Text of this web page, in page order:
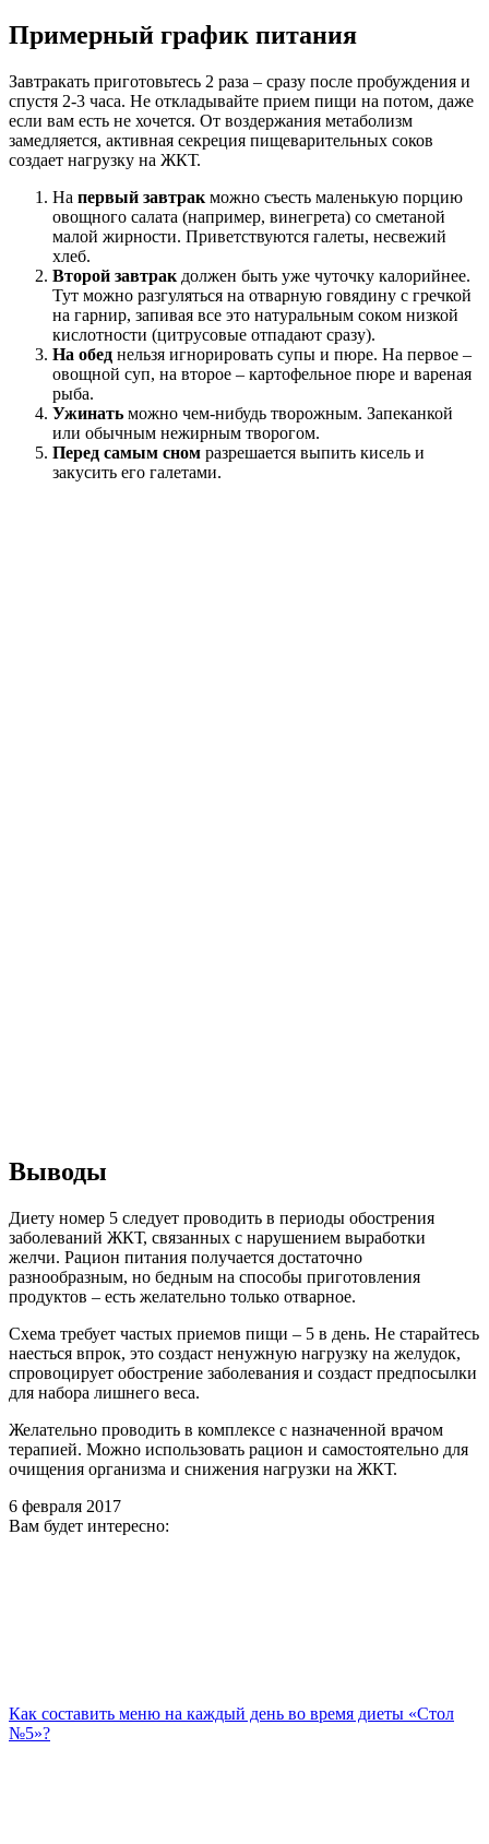
Примерный график питания
Завтракать приготовьтесь 2 раза – сразу после пробуждения и
спустя 2-3 часа. Не откладывайте прием пищи на потом, даже
если вам есть не хочется. От воздержания метаболизм
замедляется, активная секреция пищеварительных соков
создает нагрузку на ЖКТ.
На первый завтрак можно съесть маленькую порцию
овощного салата (например, винегрета) со сметаной
малой жирности. Приветствуются галеты, несвежий
хлеб.
Второй завтрак должен быть уже чуточку калорийнее.
Тут можно разгуляться на отварную говядину с гречкой
на гарнир, запивая все это натуральным соком низкой
кислотности (цитрусовые отпадают сразу).
На обед нельзя игнорировать супы и пюре. На первое –
овощной суп, на второе – картофельное пюре и вареная
рыба.
Ужинать можно чем-нибудь творожным. Запеканкой
или обычным нежирным творогом.
Перед самым сном разрешается выпить кисель и
закусить его галетами.
Выводы
Диету номер 5 следует проводить в периоды обострения
заболеваний ЖКТ, связанных с нарушением выработки
желчи. Рацион питания получается достаточно
разнообразным, но бедным на способы приготовления
продуктов – есть желательно только отварное.
Схема требует частых приемов пищи – 5 в день. Не старайтесь
наесться впрок, это создаст ненужную нагрузку на желудок,
спровоцирует обострение заболевания и создаст предпосылки
для набора лишнего веса.
Желательно проводить в комплексе с назначенной врачом
терапией. Можно использовать рацион и самостоятельно для
очищения организма и снижения нагрузки на ЖКТ.
6 февраля 2017
Вам будет интересно:
Как составить меню на каждый день во время диеты «Стол
№5»?